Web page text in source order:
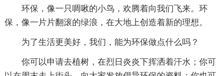
环保，像一只啁啾的小鸟，欢腾着向我们飞来。环
保，像一片片翻滚的绿浪，在大地上创造着新的理想。
为了生活更美好，我们，能为环保做点什么吗？
你可以申请去植树，在烈日炎炎下挥洒着汗水；你可